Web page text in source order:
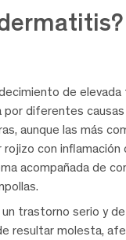
de elevada
por diferentes
aunque las más
con inflamación
acompañada de
trastorno serio y
resultar molesta,